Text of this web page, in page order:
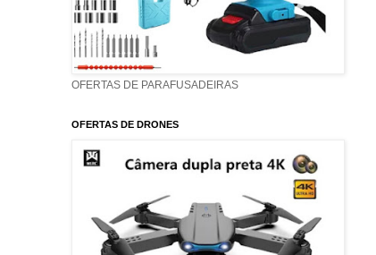
OFERTAS DE PARAFUSADEIRAS
OFERTAS DE DRONES